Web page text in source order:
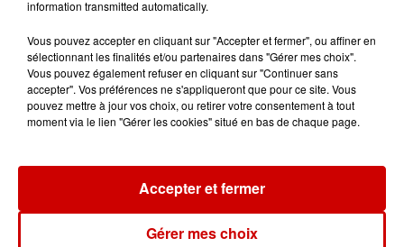
Destination Vacances - Gagnez
votre séjour en famille au cœur
de la...
Podcasts
emblématique de
information transmitted automatically.
Vous pouvez accepter en cliquant sur "Accepter et fermer", ou affiner en
sélectionnant les finalités et/ou partenaires dans "Gérer mes choix".
Vous pouvez également refuser en cliquant sur "Continuer sans
accepter". Vos préférences ne s'appliqueront que pour ce site. Vous
pouvez mettre à jour vos choix, ou retirer votre consentement à tout
moment via le lien "Gérer les cookies" situé en bas de chaque page.
Gérer mes choix
Accepter et fermer